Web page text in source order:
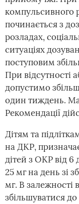
компульсивного
починається з
розладах,
ситуаціях
поступовим
При відсутності
допустимо
один тиждень.
Рекомендації
Дітям та
на ДКР,
дітей з ОКР від 6
25 мг на день зі
мг. В залежності
збільшуватися